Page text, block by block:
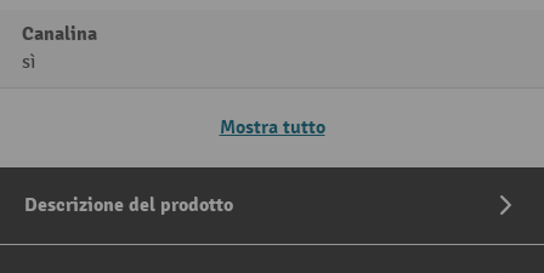
Canalina
sì
Mostra tutto
Descrizione del prodotto